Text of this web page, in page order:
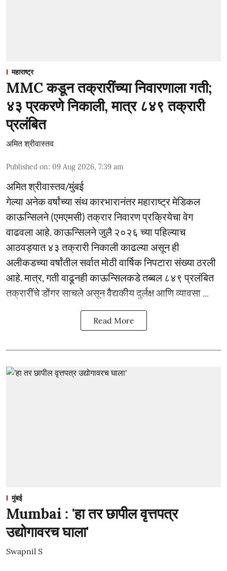
महाराष्ट्र
MMC कडून तक्रारींच्या निवारणाला गती;
४३ प्रकरणे निकाली, मात्र ८४९ तक्रारी
प्रलंबित
अमित श्रीवास्तव
Published on: 09 Aug 2026, 7:39 am
अमित श्रीवास्तव/मुंबई
गेल्या अनेक वर्षांच्या संथ कारभारानंतर महाराष्ट्र मेडिकल
काऊन्सिलने (एमएमसी) तक्रार निवारण प्रक्रियेचा वेग
वाढवला आहे. काऊन्सिलने जुलै २०२६ च्या पहिल्याच
आठवड्यात ४३ तक्रारी निकाली काढल्या असून ही
अलीकडच्या वर्षांतील सर्वात मोठी वार्षिक निपटारा संख्या ठरली
आहे. मात्र, गती वाढूनही काऊन्सिलकडे तब्बल ८४९ प्रलंबित
तक्रारींचे डोंगर साचले असून वैद्यकीय दुर्लक्ष आणि व्यावसा ...
Read More
मुंबई
Mumbai : 'हा तर छापील वृत्तपत्र
उद्योगावरच घाला'
Swapnil S